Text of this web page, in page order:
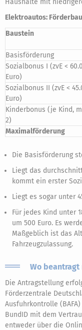
Haushalte mit
Elektroautos:
Baustein
Basisförderung
Sozialbonus I (zvE <
Euro)
Sozialbonus II (zvE <
Euro)
Kinderbonus (je Kind,
2)
Maximalförderung
Die Basisförderung
Liegt das
kommt ein erster
Liegt es sogar unter
Für jedes Kind unter
um 500 Euro. Es
Maßgeblich ist das
Fahrzeugzulassung.
Wo beantragt
Die Antragstellung
Förderzentrale
Ausfuhrkontrolle
BundID mit dem
entweder über die